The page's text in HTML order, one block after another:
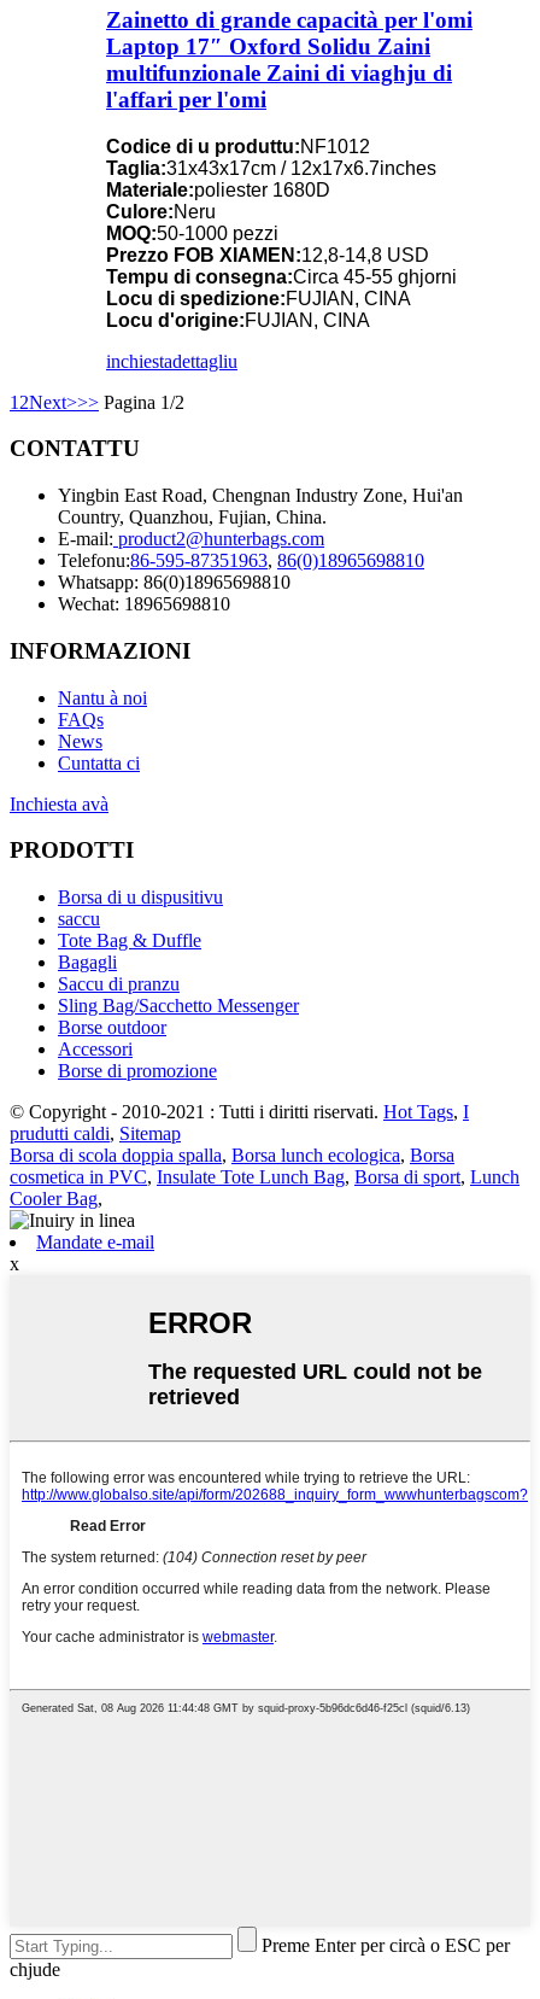
Zainetto di grande capacità per l'omi
Laptop 17″ Oxford Solidu Zaini
multifunzionale Zaini di viaghju di
l'affari per l'omi
Codice di u produttu:NF1012
Taglia:31x43x17cm / 12x17x6.7inches
Materiale:poliester 1680D
Culore:Neru
MOQ:50-1000 pezzi
Prezzo FOB XIAMEN:12,8-14,8 USD
Tempu di consegna:Circa 45-55 ghjorni
Locu di spedizione:FUJIAN, CINA
Locu d'origine:FUJIAN, CINA
inchiestadettagliu
1 2Next>>> Pagina 1/2
CONTATTU
Yingbin East Road, Chengnan Industry Zone, Hui'an
Country, Quanzhou, Fujian, China.
E-mail: product2@hunterbags.com
Telefonu:86-595-87351963, 86(0)18965698810
Whatsapp: 86(0)18965698810
Wechat: 18965698810
INFORMAZIONI
Nantu à noi
FAQs
News
Cuntatta ci
Inchiesta avà
PRODOTTI
Borsa di u dispusitivu
saccu
Tote Bag & Duffle
Bagagli
Saccu di pranzu
Sling Bag/Sacchetto Messenger
Borse outdoor
Accessori
Borse di promozione
© Copyright - 2010-2021 : Tutti i diritti riservati. Hot Tags, I
prudutti caldi, Sitemap
Borsa di scola doppia spalla, Borsa lunch ecologica, Borsa
cosmetica in PVC, Insulate Tote Lunch Bag, Borsa di sport, Lunch
Cooler Bag,
Mandate e-mail
x
Preme Enter per circà o ESC per
chjude